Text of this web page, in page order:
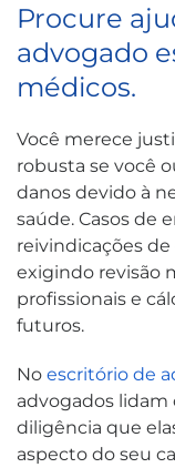
Procure
advogado
médicos.
Você merece
robusta se você
danos devido à
saúde. Casos de
reivindicações
exigindo revisão
profissionais e
futuros.
No escritório de
advogados lidam
diligência que
aspecto do seu